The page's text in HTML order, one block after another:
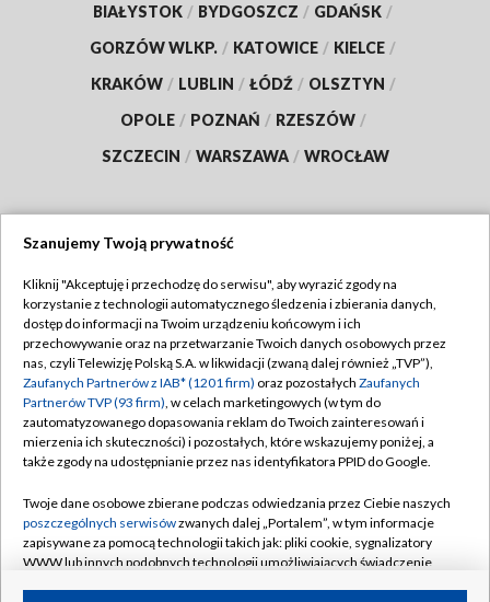
BIAŁYSTOK / BYDGOSZCZ / GDAŃSK /
GORZÓW WLKP. / KATOWICE / KIELCE /
KRAKÓW / LUBLIN / ŁÓDŹ / OLSZTYN /
OPOLE / POZNAŃ / RZESZÓW /
SZCZECIN / WARSZAWA / WROCŁAW
TVP
Abonament TVP
Emisja w TVP
Centrum informacji TVP
Naziemna Telewizja Cyfrowa
Rada Programowa
System NOS
Informacje o nadawcy
Regulamin TVP
Polityka prywatności
Moje zgody
Pomoc
Kontakt
Kanały
Szanujemy Twoją prywatność
Kliknij "Akceptuję i przechodzę do serwisu", aby wyrazić zgody na
korzystanie z technologii automatycznego śledzenia i zbierania danych,
dostęp do informacji na Twoim urządzeniu końcowym i ich
przechowywanie oraz na przetwarzanie Twoich danych osobowych przez
nas, czyli Telewizję Polską S.A. w likwidacji (zwaną dalej również „TVP”),
Zaufanych Partnerów z IAB* (1201 firm) oraz pozostałych Zaufanych
Partnerów TVP (93 firm), w celach marketingowych (w tym do
zautomatyzowanego dopasowania reklam do Twoich zainteresowań i
mierzenia ich skuteczności) i pozostałych, które wskazujemy poniżej, a
także zgody na udostępnianie przez nas identyfikatora PPID do Google.
Twoje dane osobowe zbierane podczas odwiedzania przez Ciebie naszych
poszczególnych serwisówzwanych dalej „Portalem”, w tym informacje
zapisywane za pomocą technologii takich jak: pliki cookie, sygnalizatory
WWW lub innych podobnych technologii umożliwiających świadczenie